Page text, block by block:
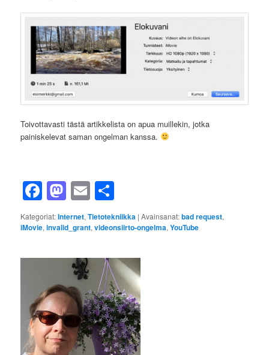
Toivottavasti tästä artikkelista on apua muillekin, jotka
painiskelevat saman ongelman kanssa.
Facebook
Mastodon
Email
Kategoriat:Internet,Tietotekniikka |Avainsanat:bad request,
iMovie,invalid_grant,videonsiirto-ongelma,YouTube